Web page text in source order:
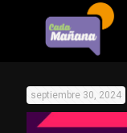
septiembre 30, 2024